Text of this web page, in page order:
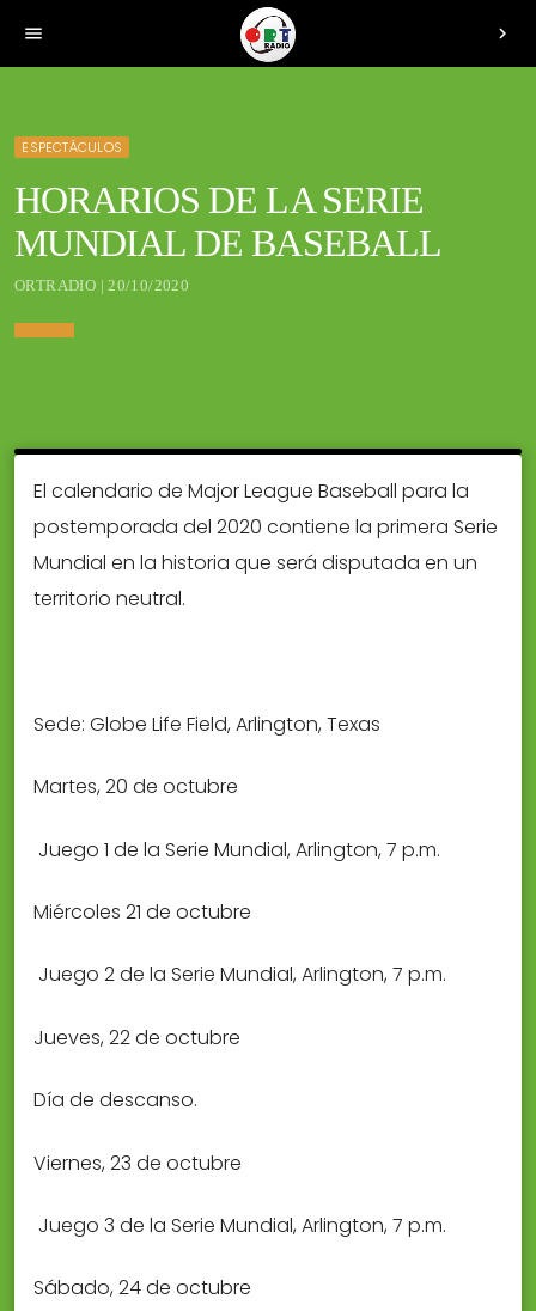
menu chevron_right
ESPECTÁCULOS
HORARIOS DE LA SERIE
MUNDIAL DE BASEBALL
ORTRADIO | 20/10/2020
El calendario de Major League Baseball para la
postemporada del 2020 contiene la primera Serie
Mundial en la historia que será disputada en un
territorio neutral.
Sede: Globe Life Field, Arlington, Texas
Martes, 20 de octubre
 Juego 1 de la Serie Mundial, Arlington, 7 p.m.
Miércoles 21 de octubre
 Juego 2 de la Serie Mundial, Arlington, 7 p.m.
Jueves, 22 de octubre
Día de descanso.
Viernes, 23 de octubre
 Juego 3 de la Serie Mundial, Arlington, 7 p.m.
Sábado, 24 de octubre